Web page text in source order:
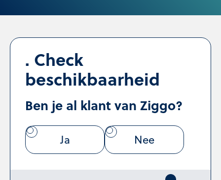
Check
beschikbaarheid
Ben je al klant van Ziggo?
Ja Nee